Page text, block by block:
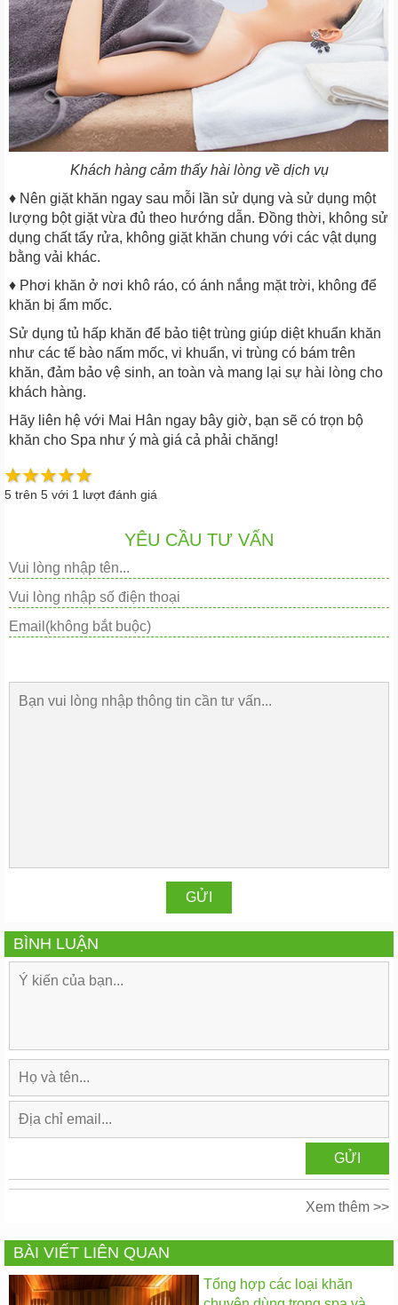
Khách hàng cảm thấy hài lòng về dịch vụ
♦ Nên giặt khăn ngay sau mỗi lần sử dụng và sử dụng một
lượng bột giặt vừa đủ theo hướng dẫn. Đồng thời, không sử
dụng chất tẩy rửa, không giặt khăn chung với các vật dụng
bằng vải khác.
♦ Phơi khăn ở nơi khô ráo, có ánh nắng mặt trời, không để
khăn bị ẩm mốc.
Sử dụng tủ hấp khăn để bảo tiệt trùng giúp diệt khuẩn khăn
như các tế bào nấm mốc, vi khuẩn, vi trùng có bám trên
khăn, đảm bảo vệ sinh, an toàn và mang lại sự hài lòng cho
khách hàng.
Hãy liên hệ với Mai Hân ngay bây giờ, bạn sẽ có trọn bộ
khăn cho Spa như ý mà giá cả phải chăng!
5 trên 5 với 1 lượt đánh giá
YÊU CẦU TƯ VẤN
BÌNH LUẬN
chuyên dùng trong spa và
khách sạn